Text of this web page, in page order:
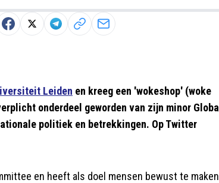
Leiden en kreeg een 'wokeshop' (woke
onderdeel geworden van zijn minor Global
politiek en betrekkingen. Op Twitter
en heeft als doel mensen bewust te maken